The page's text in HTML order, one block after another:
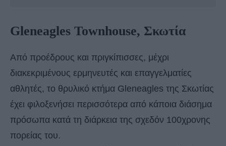
Gleneagles Townhouse, Σκωτία
Από προέδρους και πριγκίπισσες, μέχρι
διακεκριμένους ερμηνευτές και επαγγελματίες
αθλητές, το θρυλικό κτήμα Gleneagles της Σκωτίας
έχει φιλοξενήσει περισσότερα από κάποια διάσημα
πρόσωπα κατά τη διάρκεια της σχεδόν 100χρονης
πορείας του.